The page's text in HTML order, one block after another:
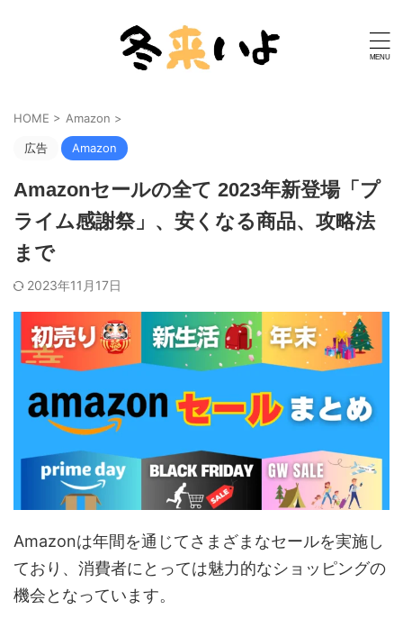
HOME > Amazon >
広告 Amazon
Amazonセールの全て 2023年新登場「プ
ライム感謝祭」、安くなる商品、攻略法
まで
2023年11月17日
Amazonは年間を通じてさまざまなセールを実施し
ており、消費者にとっては魅力的なショッピングの
機会となっています。